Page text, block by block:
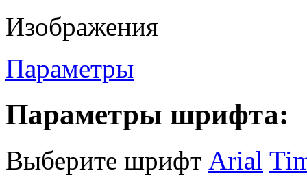
Изображения
Параметры
Параметры шрифта:
Выберите шрифт Arial